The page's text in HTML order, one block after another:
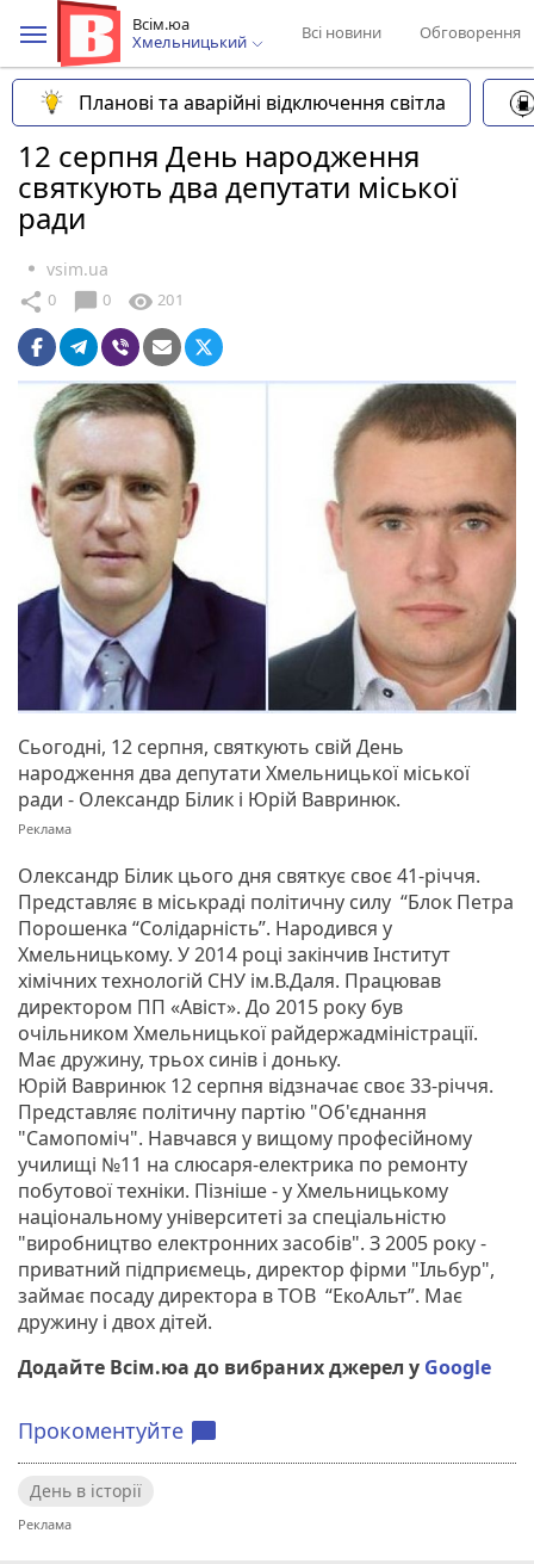
Всім.юа
Хмельницький
Всі новини Обговорення
Планові та аварійні відключення світла
12 серпня День народження
святкують два депутати міської
ради
vsim.ua
share 0 chat_bubble 0 visibility 201
Сьогодні, 12 серпня, святкують свій День
народження два депутати Хмельницької міської
ради - Олександр Білик і Юрій Вавринюк.
Олександр Білик цього дня святкує своє 41-річчя.
Представляє в міськраді політичну силу “Блок Петра
Порошенка “Солідарність”. Народився у
Хмельницькому. У 2014 році закінчив Інститут
хімічних технологій СНУ ім.В.Даля. Працював
директором ПП «Авіст». До 2015 року був
очільником Хмельницької райдержадміністрації.
Має дружину, трьох синів і доньку.
Юрій Вавринюк 12 серпня відзначає своє 33-річчя.
Представляє політичну партію "Об'єднання
"Самопоміч". Навчався у вищому професійному
училищі №11 на слюсаря-електрика по ремонту
побутової техніки. Пізніше - у Хмельницькому
національному університеті за спецiальнiстю
"виробництво електронних засобiв". З 2005 року -
приватний підприємець, директор фiрми "Iльбур",
займає посаду директора в ТОВ “ЕкоАльт”. Має
дружину і двох дітей.
Додайте Всім.юа до вибраних джерел у Google
Прокоментуйте chat_bubble
День в історії